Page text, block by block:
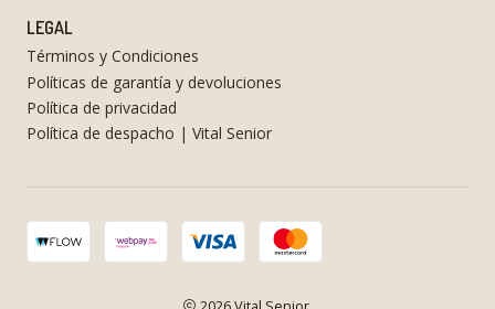
LEGAL
Términos y Condiciones
Políticas de garantía y devoluciones
Política de privacidad
Política de despacho | Vital Senior